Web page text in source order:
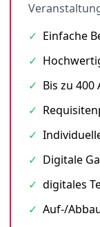
✓ Einfache
✓
✓ Bis zu
✓
✓
✓ Digitale
✓ digitales
✓ Auf-/